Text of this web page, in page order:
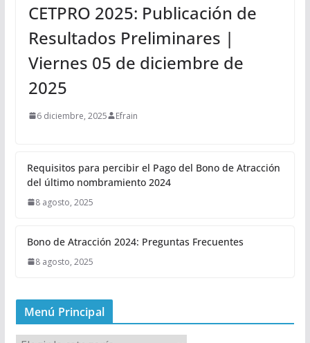
CETPRO 2025: Publicación de
Resultados Preliminares |
Viernes 05 de diciembre de
2025
6 diciembre, 2025 Efrain
Requisitos para percibir el Pago del Bono de Atracción
del último nombramiento 2024
8 agosto, 2025
Bono de Atracción 2024: Preguntas Frecuentes
8 agosto, 2025
Menú Principal